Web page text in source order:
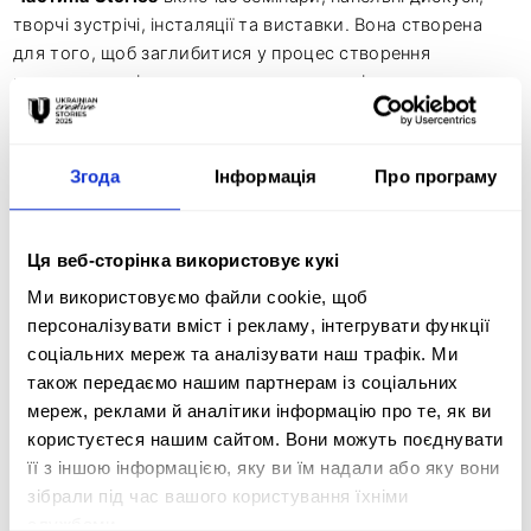
Згода Інформація Про програму
Ця веб-сторінка використовує кукі
Ми використовуємо файли cookie, щоб
персоналізувати вміст і рекламу, інтегрувати функції
соціальних мереж та аналізувати наш трафік. Ми
також передаємо нашим партнерам із соціальних
мереж, реклами й аналітики інформацію про те, як ви
користуєтеся нашим сайтом. Вони можуть поєднувати
її з іншою інформацією, яку ви їм надали або яку вони
зібрали під час вашого користування їхніми
творчі зустрічі, інсталяції та виставки. Вона створена
для того, щоб заглибитися у процес створення
креативу, поділитися знаннями та досвідом, а також
побачити, як народжуються найкращі ідеї.
Кульмінацією події стануть церемонії нагородження
переможців конкурсів Ukrainian Creative Awards, які
Фестивалі КМФР, ADC*UA Awards, Ukrainian Design: The
Very Best Of та MIXX Awards Ukraine входять до
Національного рейтингу креативності та майстерності
України сезону 2026, що робить їх важливим
індикатором професійних досягнень у сфері реклами та
креативу.